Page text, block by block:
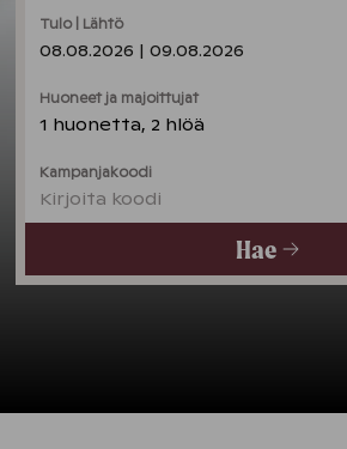
Huoneet ja majoittujat
1 huonetta, 2 hlöä
Tulo | Lähtö
08.08.2026 | 09.08.2026
Kampanjakoodi
Kirjoita koodi
Hae